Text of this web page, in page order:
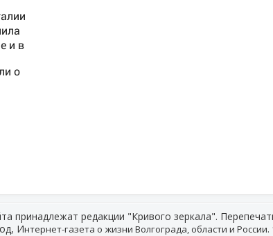
и в
о
принадлежат редакции "Кривого зеркала".
Интернет-газета о жизни Волгограда, области и России.